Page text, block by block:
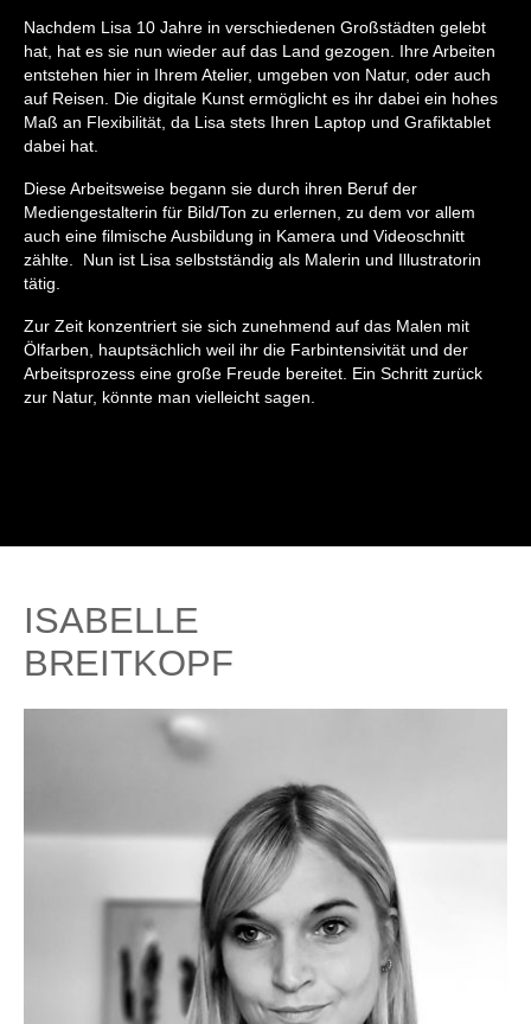
Nachdem Lisa 10 Jahre in verschiedenen Großstädten gelebt
hat, hat es sie nun wieder auf das Land gezogen. Ihre Arbeiten
entstehen hier in Ihrem Atelier, umgeben von Natur, oder auch
auf Reisen. Die digitale Kunst ermöglicht es ihr dabei ein hohes
Maß an Flexibilität, da Lisa stets Ihren Laptop und Grafiktablet
dabei hat.
Diese Arbeitsweise begann sie durch ihren Beruf der
Mediengestalterin für Bild/Ton zu erlernen, zu dem vor allem
auch eine filmische Ausbildung in Kamera und Videoschnitt
zählte. Nun ist Lisa selbstständig als Malerin und Illustratorin
tätig.
Zur Zeit konzentriert sie sich zunehmend auf das Malen mit
Ölfarben, hauptsächlich weil ihr die Farbintensivität und der
Arbeitsprozess eine große Freude bereitet. Ein Schritt zurück
zur Natur, könnte man vielleicht sagen.
ISABELLE
BREITKOPF